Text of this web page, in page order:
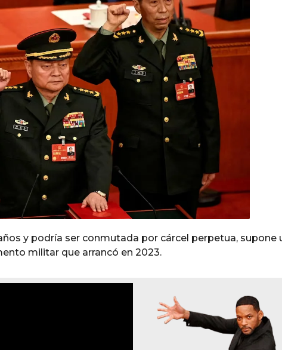
y podría ser conmutada por cárcel perpetua, supone
militar que arrancó en 2023.